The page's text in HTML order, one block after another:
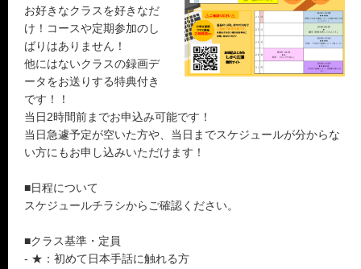
お好きなクラスを好きなだ
け！コースや定期参加のし
ばりはありません！
他にはないクラスの録画デ
ータをお送りする特典付き
です！！
当日2時間前までお申込み可能です！
当日急遽予定が空いた方や、当日までスケジュールが分からな
い方にもお申し込みいただけます！
■日程について
スケジュールチラシからご確認ください。
■クラス基準・定員
- ★：初めて日本手話に触れる方